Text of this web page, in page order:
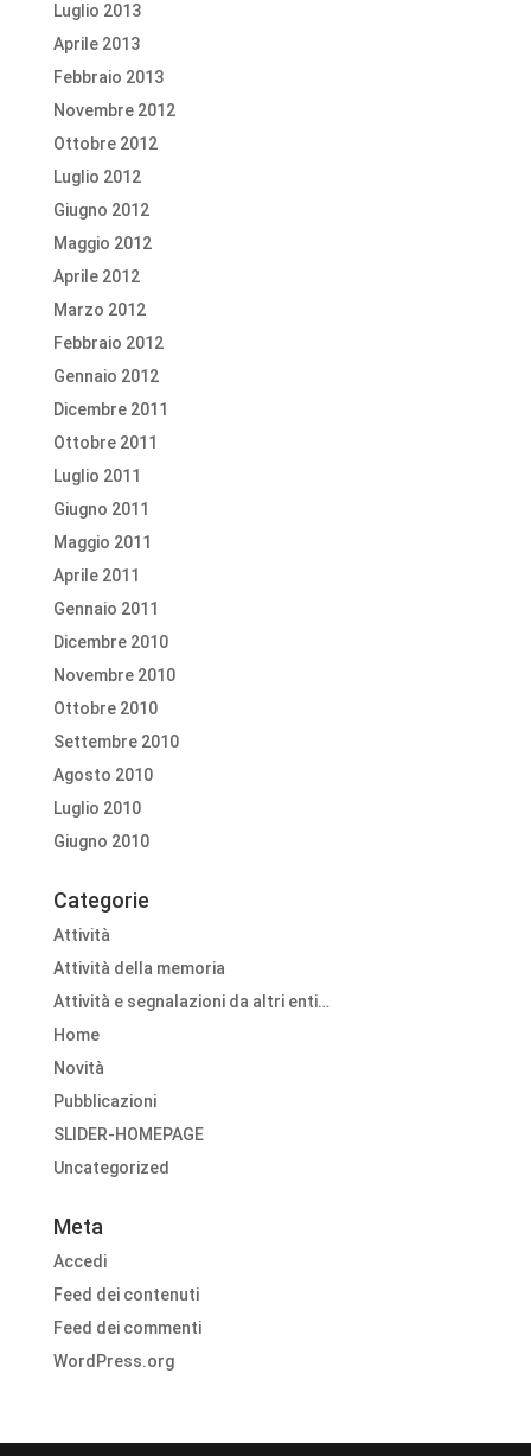
Luglio 2013
Aprile 2013
Febbraio 2013
Novembre 2012
Ottobre 2012
Luglio 2012
Giugno 2012
Maggio 2012
Aprile 2012
Marzo 2012
Febbraio 2012
Gennaio 2012
Dicembre 2011
Ottobre 2011
Luglio 2011
Giugno 2011
Maggio 2011
Aprile 2011
Gennaio 2011
Dicembre 2010
Novembre 2010
Ottobre 2010
Settembre 2010
Agosto 2010
Luglio 2010
Giugno 2010
Categorie
Attività
Attività della memoria
Attività e segnalazioni da altri enti…
Home
Novità
Pubblicazioni
SLIDER-HOMEPAGE
Uncategorized
Meta
Accedi
Feed dei contenuti
Feed dei commenti
WordPress.org